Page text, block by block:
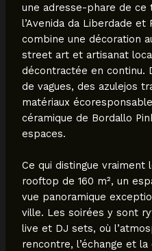
une adresse-phare de
l’Avenida da Liberdade
combine une décoration
street art et artisanat
décontractée en continu.
de vagues, des azulejos
matériaux
céramique de Bordallo
espaces.
Ce qui distingue vraiment
rooftop de 160 m², un
vue panoramique
ville. Les soirées y sont
live et DJ sets, où
rencontre, l’échange et